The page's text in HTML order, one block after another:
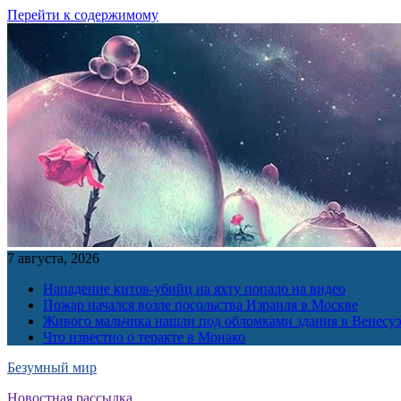
Перейти к содержимому
7 августа, 2026
Нападение китов-убийц на яхту попало на видео
Пожар начался возле посольства Израиля в Москве
Живого мальчика нашли под обломками здания в
Что известно о теракте в Монако
Безумный мир
Новостная рассылка